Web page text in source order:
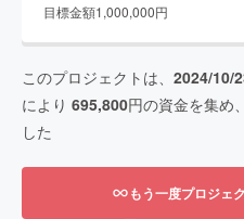
目標金額1,000,000円
このプロジェクトは、 2024/10/
により 695,800円の資金を集め、
した
もう一度プロジェ